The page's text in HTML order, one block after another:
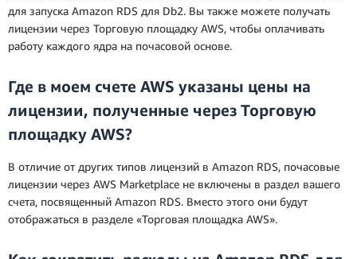
для запуска Amazon RDS для Db2. Вы также можете получать
лицензии через Торговую площадку AWS, чтобы оплачивать
работу каждого ядра на почасовой основе.
Где в моем счете AWS указаны цены на
лицензии, полученные через Торговую
площадку AWS?
В отличие от других типов лицензий в Amazon RDS, почасовые
лицензии через AWS Marketplace не включены в раздел вашего
счета, посвященный Amazon RDS. Вместо этого они будут
отображаться в разделе «Торговая площадка AWS».